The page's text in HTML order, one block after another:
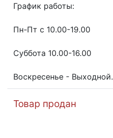
График работы:
Пн-Пт с 10.00-19.00
Суббота 10.00-16.00
Воскресенье - Выходной.
Товар продан